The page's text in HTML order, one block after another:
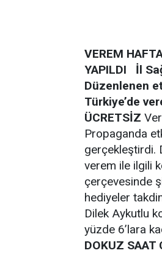
VEREM
YAPILDI
İl
Düzenlenen
Türkiye’de
ÜCRETSİZ
Propaganda
gerçekleştirdi.
verem ile ilgili
çerçevesinde
hediyeler
Dilek Aykutlu
yüzde 6’lara
DOKUZ SAAT